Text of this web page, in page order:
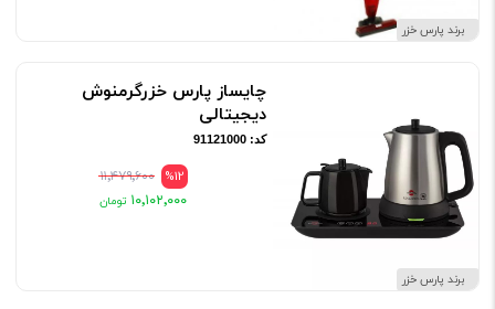
برند پارس خزر
برند پارس خزر
چایساز پارس خزرگرمنوش
دیجیتالی
کد: 91121000
%12 ۱۱٬۴۷۹٬۶۰۰
۱۰٬۱۰۲٬۰۰۰